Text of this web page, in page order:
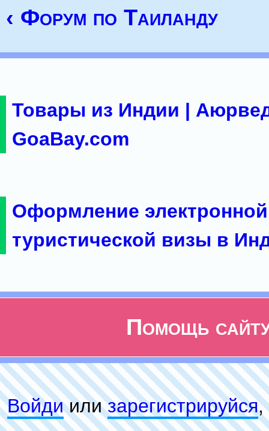
‹ Форум по Таиланду
Товары из Индии |
GoaBay.com
Оформление электронной
туристической визы в
Помощь
Войдиилизарeгиcтpируйся,